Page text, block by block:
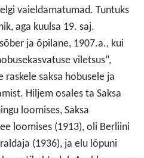
vaieldamatumad. Tuntuks
aga kuulsa 19. saj.
ja õpilane, 1907.a., kui
viletsus”,
raskele saksa hobusele ja
Hiljem osales ta Saksa
loomises, Saksa
loomises (1913), oli Berliini
(1936), ja elu lõpuni